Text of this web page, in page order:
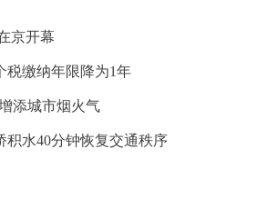
京开幕
税缴纳年限降为1年
添城市烟火气
积水40分钟恢复交通秩序